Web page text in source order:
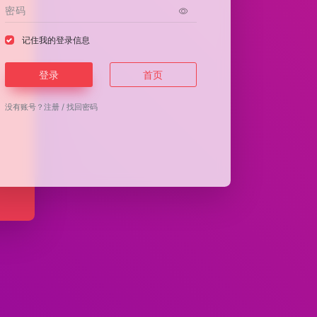
记住我的登录信息
登录 首页
没有账号？注册 /找回密码